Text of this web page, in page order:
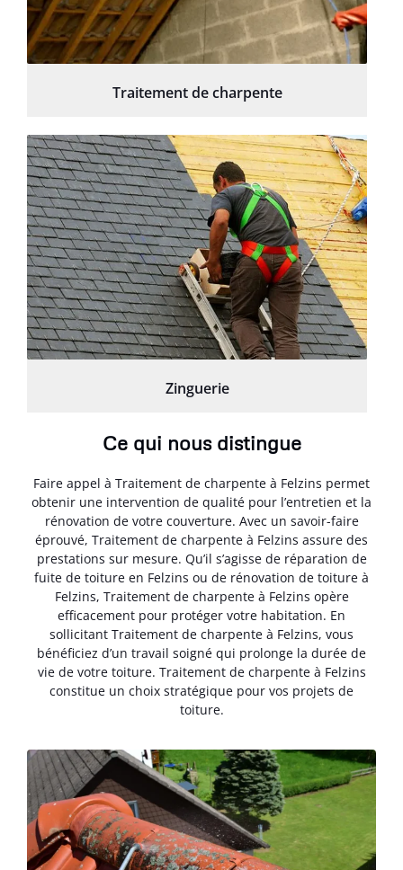
Traitement de charpente
Zinguerie
Ce qui nous distingue
Faire appel à Traitement de charpente à Felzins permet
obtenir une intervention de qualité pour l’entretien et la
rénovation de votre couverture. Avec un savoir-faire
éprouvé, Traitement de charpente à Felzins assure des
prestations sur mesure. Qu’il s’agisse de réparation de
fuite de toiture en Felzins ou de rénovation de toiture à
Felzins, Traitement de charpente à Felzins opère
efficacement pour protéger votre habitation. En
sollicitant Traitement de charpente à Felzins, vous
bénéficiez d’un travail soigné qui prolonge la durée de
vie de votre toiture. Traitement de charpente à Felzins
constitue un choix stratégique pour vos projets de
toiture.